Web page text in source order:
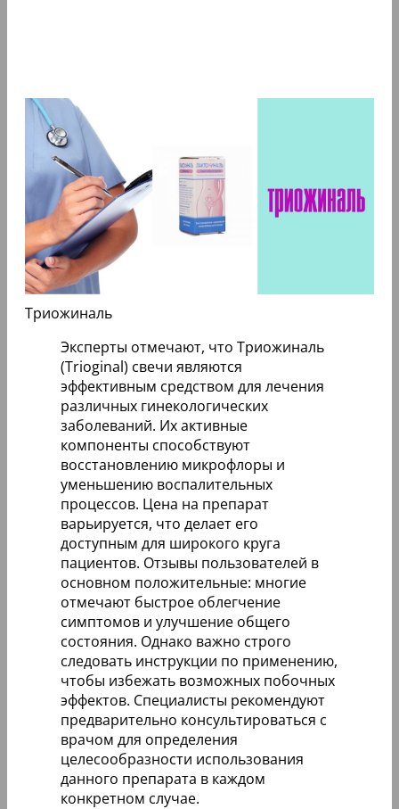
Триожиналь
Эксперты отмечают, что Триожиналь
(Trioginal) свечи являются
эффективным средством для лечения
различных гинекологических
заболеваний. Их активные
компоненты способствуют
восстановлению микрофлоры и
уменьшению воспалительных
процессов. Цена на препарат
варьируется, что делает его
доступным для широкого круга
пациентов. Отзывы пользователей в
основном положительные: многие
отмечают быстрое облегчение
симптомов и улучшение общего
состояния. Однако важно строго
следовать инструкции по применению,
чтобы избежать возможных побочных
эффектов. Специалисты рекомендуют
предварительно консультироваться с
врачом для определения
целесообразности использования
данного препарата в каждом
конкретном случае.